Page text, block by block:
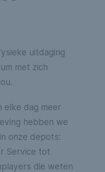
uitdaging
met zich
elke dag meer
hebben we
onze depots:
Service tot
die weten